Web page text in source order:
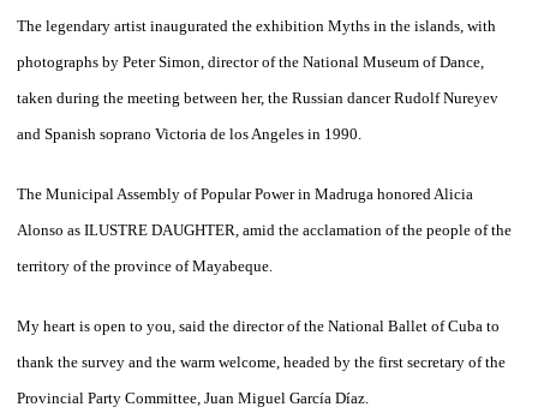
The legendary artist inaugurated the exhibition Myths in the islands, with
photographs by Peter Simon, director of the National Museum of Dance,
taken during the meeting between her, the Russian dancer Rudolf Nureyev
and Spanish soprano Victoria de los Angeles in 1990.
The Municipal Assembly of Popular Power in Madruga honored Alicia
Alonso as ILUSTRE DAUGHTER, amid the acclamation of the people of the
territory of the province of Mayabeque.
My heart is open to you, said the director of the National Ballet of Cuba to
thank the survey and the warm welcome, headed by the first secretary of the
Provincial Party Committee, Juan Miguel García Díaz.